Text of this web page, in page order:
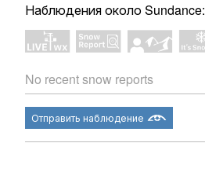
Наблюдения около Sundance:
No recent snow reports
Отправить наблюдение